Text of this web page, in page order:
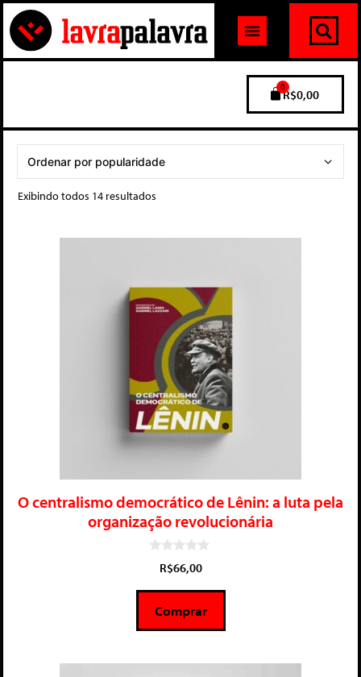
R$0,00
0
Exibindo todos 14 resultados
O centralismo democrático de Lênin: a luta pela
organização revolucionária
5
R$66,00
Comprar